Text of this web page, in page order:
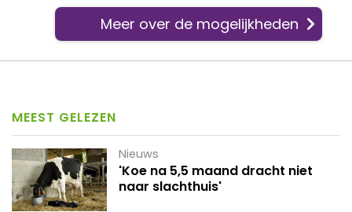
Meer over de mogelijkheden
MEEST GELEZEN
Nieuws
'Koe na 5,5 maand dracht niet
naar slachthuis'